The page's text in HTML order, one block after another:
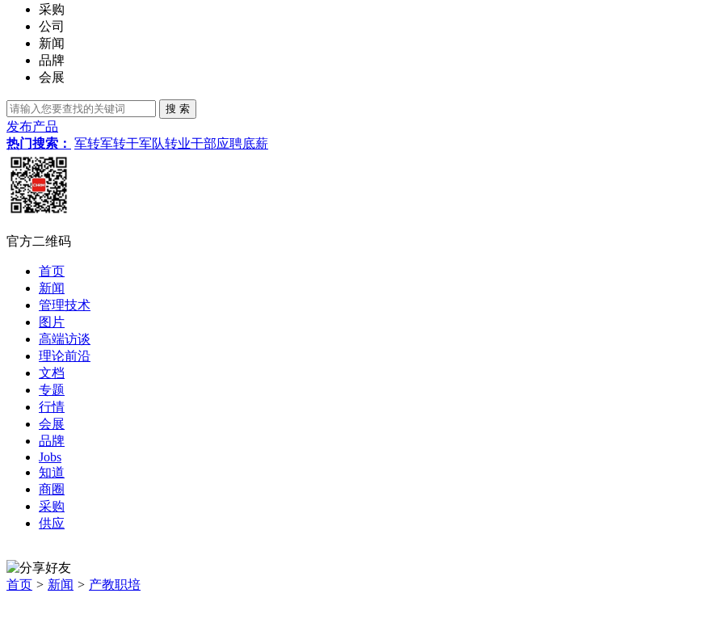
采购
公司
新闻
品牌
会展
发布产品
热门搜索： 军转军转干军队转业干部应聘底薪
官方二维码
首页
新闻
管理技术
图片
高端访谈
理论前沿
文档
专题
行情
会展
品牌
Jobs
知道
商圈
采购
供应
首页 > 新闻 > 产教职培